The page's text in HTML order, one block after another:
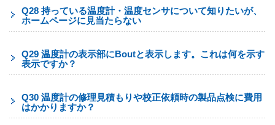
Q28 持っている温度計・温度センサについて知りたいが、
ホームページに見当たらない
Q29 温度計の表示部にBoutと表示します。これは何を示す
表示ですか？
Q30 温度計の修理見積もりや校正依頼時の製品点検に費用
はかかりますか？